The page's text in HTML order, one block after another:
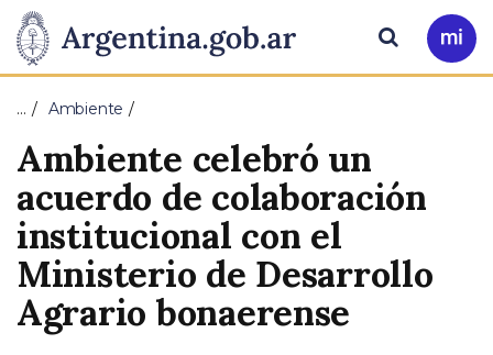
Presidencia
de
Nación
Pasar al contenido principal
Ir
a
Buscar
… Ambiente
Ambiente celebró un
acuerdo de colaboración
institucional con el
Ministerio de Desarrollo
Agrario bonaerense